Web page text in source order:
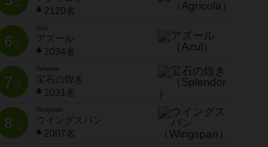
位
2120名
6位
Azul
アズール
2034名
7位
宝石の煌き
2031名
8位
Wingspan
ウイングスパン
2007名